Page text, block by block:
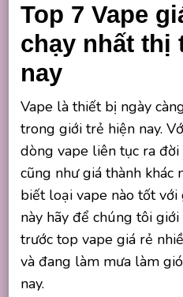
Top 7 Vape
chạy nhất thị
nay
Vape là thiết bị ngày
trong giới trẻ hiện nay.
dòng vape liên tục ra
cũng như giá thành khác
biết loại vape nào tốt
này hãy để chúng tôi
trước top vape giá rẻ
và đang làm mưa làm
nay.